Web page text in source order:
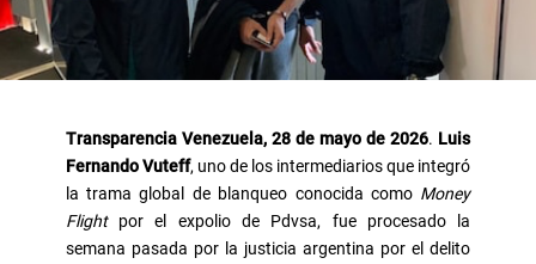
Transparencia Venezuela, 28 de mayo de 2026. Luis
Fernando Vuteff, uno de los intermediarios que integró
la trama global de blanqueo conocida como Money
Flightpor el expolio de Pdvsa, fue procesado la
semana pasada por la justicia argentina por el delito